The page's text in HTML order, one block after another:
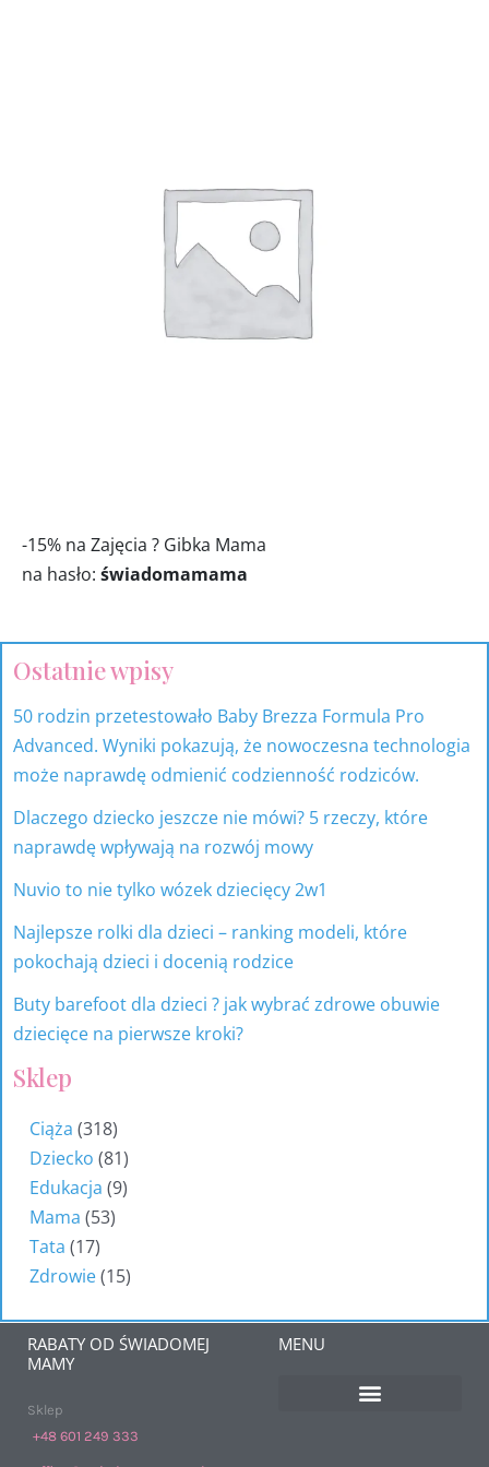
-15% na Zajęcia ? Gibka Mama
na hasło: świadomamama
Ostatnie wpisy
50 rodzin przetestowało Baby Brezza Formula Pro
Advanced. Wyniki pokazują, że nowoczesna technologia
może naprawdę odmienić codzienność rodziców.
Dlaczego dziecko jeszcze nie mówi? 5 rzeczy, które
naprawdę wpływają na rozwój mowy
Nuvio to nie tylko wózek dziecięcy 2w1
Najlepsze rolki dla dzieci – ranking modeli, które
pokochają dzieci i docenią rodzice
Buty barefoot dla dzieci ? jak wybrać zdrowe obuwie
dziecięce na pierwsze kroki?
Sklep
Ciąża 318
318
Dziecko 81
81
Edukacja 9
9
Mama 53
53
Tata 17
17
Zdrowie 15
15
RABATY OD ŚWIADOMEJ
MAMY
Sklep
+48 601 249 333
MENU